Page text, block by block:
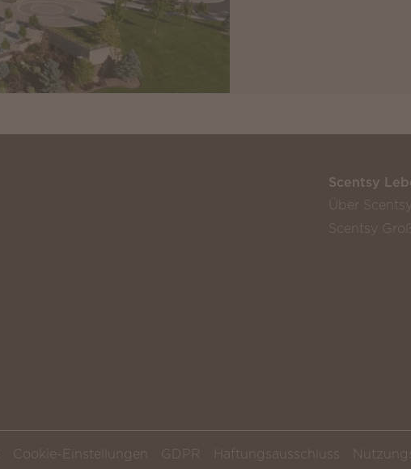
Scentsy
Über Scentsy
Scentsy
Cookie-Einstellungen GDPR Haftungsausschluss